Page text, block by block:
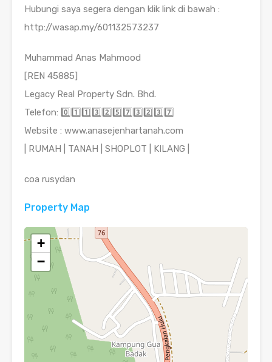
Hubungi saya segera dengan klik link di bawah :
http://wasap.my/601132573237
Muhammad Anas Mahmood
[REN 45885]
Legacy Real Property Sdn. Bhd.
Telefon: 0️⃣1️⃣1️⃣3️⃣2️⃣5️⃣7️⃣3️⃣2️⃣3️⃣7️⃣
Website : www.anasejenhartanah.com
| RUMAH | TANAH | SHOPLOT | KILANG |
coa rusydan
Property Map
+
−